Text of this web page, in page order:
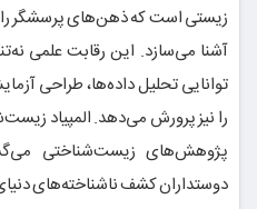
زیستی است که ذهن‌های پرسشگر را
آشنا می‌سازد. این رقابت علمی
توانایی تحلیل داده‌ها، طراحی
را نیز پرورش می‌دهد. المپیاد
پژوهش‌های زیست‌شناختی
دوستداران کشف ناشناخته‌های